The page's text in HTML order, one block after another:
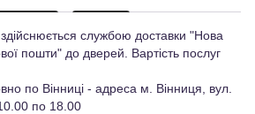
здійснюється службою доставки "Нова
пошти" до дверей. Вартість послуг
по Вінниці - адреса м. Вінниця, вул.
по 18.00